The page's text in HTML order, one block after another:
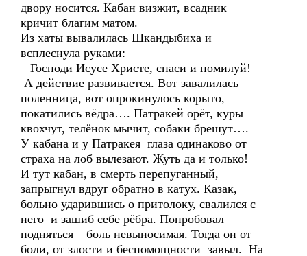
двору носится. Кабан визжит, всадник
кричит благим матом.
Из хаты вывалилась Шкандыбиха и
всплеснула руками:
– Господи Исусе Христе, спаси и помилуй!
А действие развивается. Вот завалилась
поленница, вот опрокинулось корыто,
покатились вёдра…. Патракей орёт, куры
квохчут, телёнок мычит, собаки брешут….
У кабана и у Патракея глаза одинаково от
страха на лоб вылезают. Жуть да и только!
И тут кабан, в смерть перепуганный,
запрыгнул вдруг обратно в катух. Казак,
больно ударившись о притолоку, свалился с
него и зашиб себе рёбра. Попробовал
подняться – боль невыносимая. Тогда он от
боли, от злости и беспомощности завыл. На